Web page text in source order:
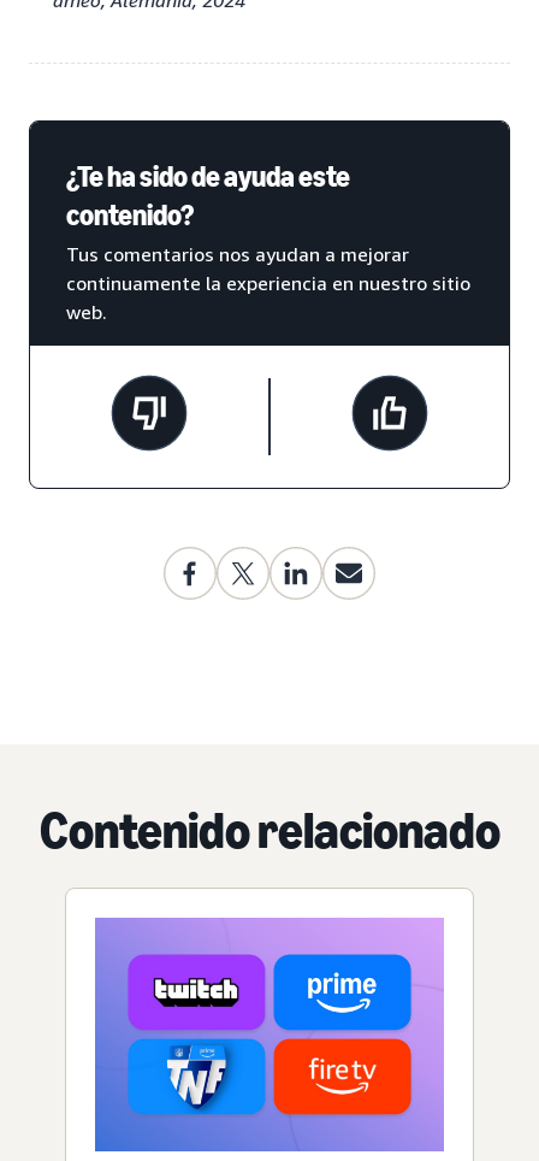
¿Te ha sido de ayuda este
contenido?
Tus comentarios nos ayudan a mejorar
continuamente la experiencia en nuestro sitio
web.
Contenido relacionado